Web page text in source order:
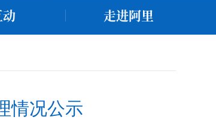
走进阿里
情况公示